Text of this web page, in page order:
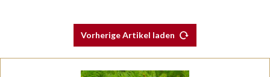
Vorherige Artikel laden